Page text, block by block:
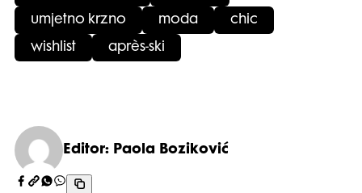
umjetno krzno moda chic
wishlist après-ski
Editor: Paola Boziković